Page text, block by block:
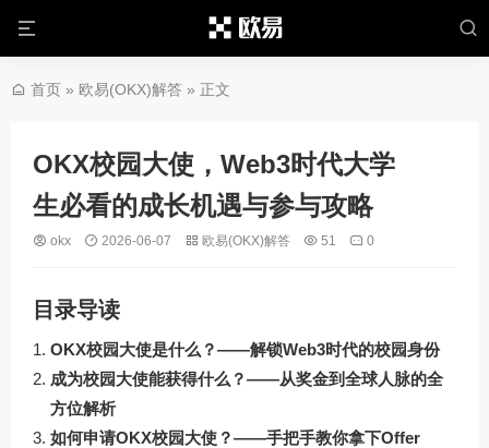
首页 » 欧易(OKX)解答 » 正文
OKX校园大使，Web3时代大学
生必看的成长机遇与参与攻略
okx 2026-06-07 欧易(OKX)解答 51 0
目录导读
OKX校园大使是什么？——解锁Web3时代的校园身份
成为校园大使能获得什么？——从奖金到全球人脉的全
方位解析
如何申请OKX校园大使？——手把手教你拿下Offer